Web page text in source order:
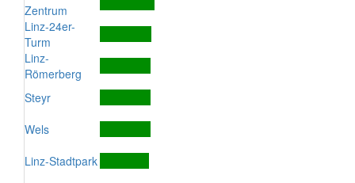
Zentrum
Linz-24er-
Turm
Linz-
Römerberg
Steyr
Wels
Linz-Stadtpark